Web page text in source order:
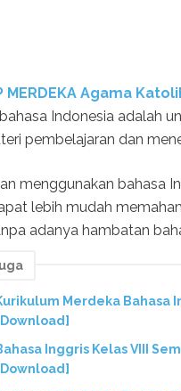
MERDEKA Agama
Indonesia adalah
pembelajaran dan
menggunakan bahasa
lebih mudah
adanya hambatan
Merdeka Bahasa
Inggris Kelas VIII